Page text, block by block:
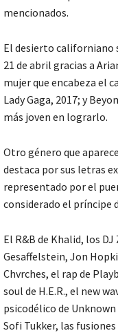
mencionados.
El desierto californiano
21 de abril gracias a
mujer que encabeza el
Lady Gaga, 2017; y
más joven en lograrlo.
Otro género que
destaca por sus letras
representado por el
considerado el príncipe
El R&B de Khalid, los
Gesaffelstein, Jon
Chvrches, el rap de
soul de H.E.R., el new
psicodélico de
Sofi Tukker, las